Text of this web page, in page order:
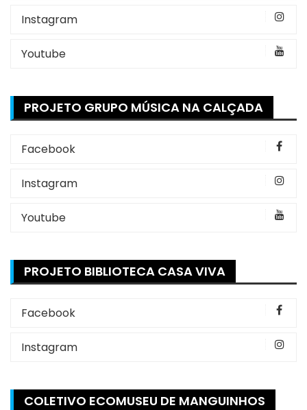
Instagram
Youtube
PROJETO GRUPO MÚSICA NA CALÇADA
Facebook
Instagram
Youtube
PROJETO BIBLIOTECA CASA VIVA
Facebook
Instagram
COLETIVO ECOMUSEU DE MANGUINHOS